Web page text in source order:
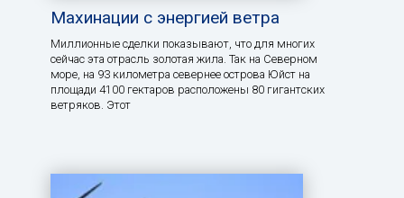
Махинации с энергией ветра
Миллионные сделки показывают, что для многих
сейчас эта отрасль золотая жила. Так на Северном
море, на 93 километра севернее острова Юйст на
площади 4100 гектаров расположены 80 гигантских
ветряков. Этот